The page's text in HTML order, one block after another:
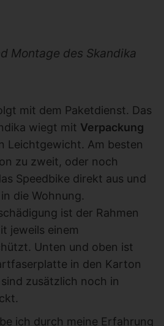
Montage des Skandika
mit dem Paketdienst. Das
wiegt mit Verpackung
Leichtgewicht. Am besten
zu zweit, oder noch
Speedbike direkt aus und
die Wohnung.
ist der Rahmen
jeweils einem
Unten und oben ist
in den Karton
zusätzlich noch in
ich durch meine Erfahrung